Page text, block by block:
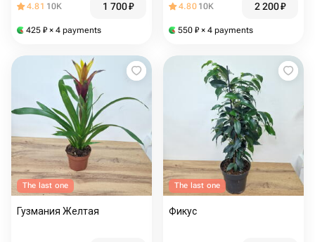
4.81 10K 1 700₽
425 ₽ × 4 payments
4.80 10K 2 200₽
550 ₽ × 4 payments
The last one
Гузмания Желтая
The last one
Фикус